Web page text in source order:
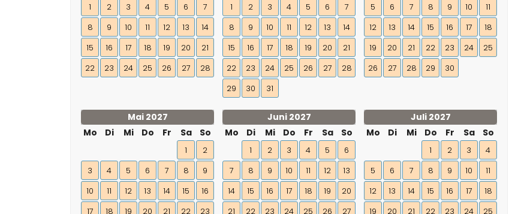
1 2 3 4 5 6
7
8
9 10 11 12 13
14
15
16 17 18 19 20
21
22
23 24 25 26 27 28
1 2 3 4 5 6
7
8
9 10 11 12 13
14
15
16 17 18 19 20
21
22
23 24 25 26 27
28
29
30 31
5
6 7 8 9 10
11
12
13 14 15 16 17
18
19
20 21 22 23 24
25
26
27 28 29 30
Mai 2027
Mo
Di Mi Do Fr Sa So
1
2
3
4 5 6 7 8
9
10
11 12 13 14 15
16
17
18 19 20 21 22 23
Juni 2027
Mo
Di Mi Do Fr Sa So
1 2 3 4 5
6
7
8 9 10 11 12
13
14
15 16 17 18 19
20
21
22 23 24 25 26 27
Juli 2027
Mo
Di Mi Do Fr Sa So
1 2 3
4
5
6 7 8 9 10
11
12
13 14 15 16 17
18
19
20 21 22 23 24 25